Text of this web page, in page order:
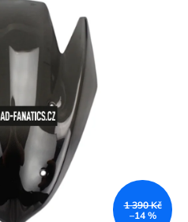
1 390 Kč
–14 %